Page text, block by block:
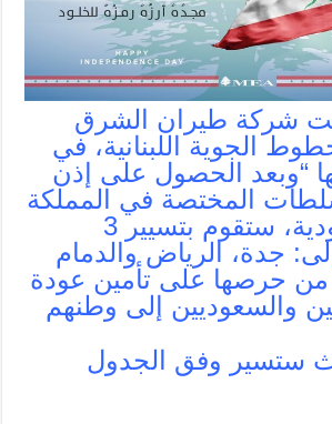
شركة طيران الشرق
الجوية اللبنانية، في
“وبعد الحصول على إذن
المختصة في المملكة
العربية السعودية، ستقوم بتسيير 3
جدة، الرياض والدمام
من حرصها على تأمين عودة
والسعوديين إلى وطنهم
ستسير وفق الجدول